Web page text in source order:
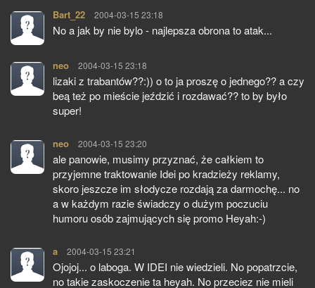
Bart_22 pisze:
2004-03-15 23:18
No a jak by nie bylo - najlepsza obrona to atak...
neo pisze:
2004-03-15 23:18
lizaki z trabantów??:)) o to ja proszę o jednego?? a czy
beą też po mieście jeździć i rozdawać?? to by było
super!
neo pisze:
2004-03-15 23:20
ale panowie, musimy przyznać, że całkiem to
przyjemne traktowanie Idei po kradzieży reklamy,
skoro jeszcze im słodycze rozdają za darmochę... no
a w każdym razie świadczy o dużym poczuciu
humoru osób zajmujących się promo Heyah:-)
a pisze:
2004-03-15 23:21
Ojojoj... o laboga. W IDEI nie wiedzieli. No popatrzcie,
no takie zaskoczenie ta heyah. No przeciez nie mieli